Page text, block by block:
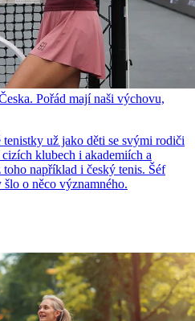
Pořád mají naši výchovu,
tenistky už jako děti se svými rodiči
klubech i akademiích a
například i český tenis. Šéf
o něco významného.